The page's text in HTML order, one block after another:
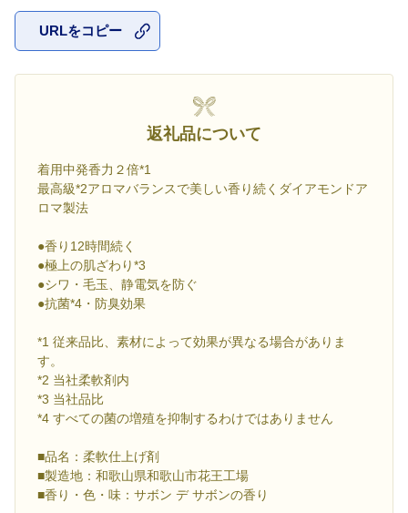
URLをコピー
返礼品について
着用中発香力２倍*1
最高級*2アロマバランスで美しい香り続くダイアモンドア
ロマ製法
●香り12時間続く
●極上の肌ざわり*3
●シワ・毛玉、静電気を防ぐ
●抗菌*4・防臭効果
*1 従来品比、素材によって効果が異なる場合がありま
す。
*2 当社柔軟剤内
*3 当社品比
*4 すべての菌の増殖を抑制するわけではありません
■品名：柔軟仕上げ剤
■製造地：和歌山県和歌山市花王工場
■香り・色・味：サボン デ サボンの香り